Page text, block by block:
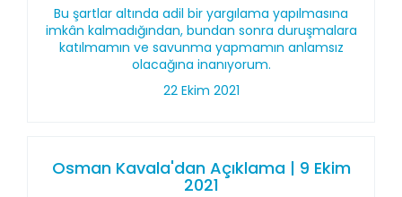
Bu şartlar altında adil bir yargılama yapılmasına
imkân kalmadığından, bundan sonra duruşmalara
katılmamın ve savunma yapmamın anlamsız
olacağına inanıyorum.
22 Ekim 2021
Osman Kavala'dan Açıklama | 9 Ekim
2021